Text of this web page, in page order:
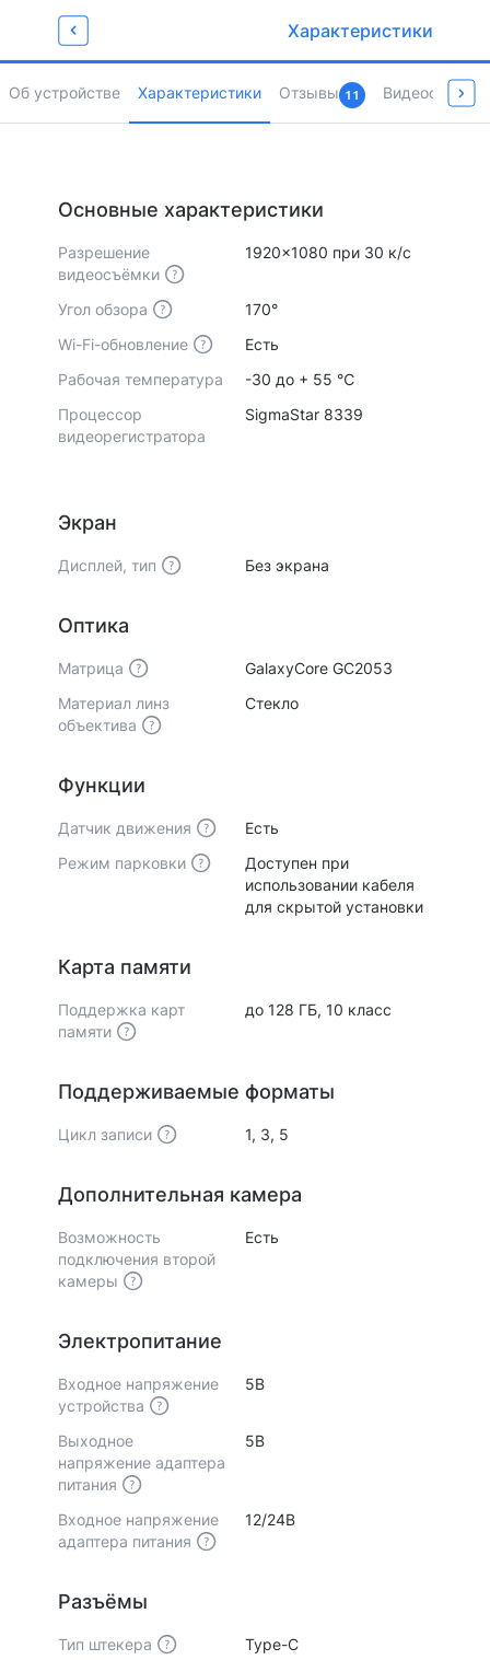
Забирай промокод
Newget500
Об устройстве Характеристики Отзывы 11 Видеообзоры
Характеристики
Основные характеристики
Разрешение
видеосъёмки
1920x1080 при 30 к/с
Угол обзора
170°
Wi-Fi-обновление
Есть
Рабочая температура
-30 до + 55 ℃
Процессор
видеорегистратора
SigmaStar 8339
Экран
Дисплей, тип Без экрана
Оптика
Матрица
GalaxyCore GC2053
Материал линз
объектива
Стекло
Функции
Датчик движения
Есть
Режим парковки
Доступен при
использовании кабеля
для скрытой установки
Карта памяти
Поддержка карт
памяти
до 128 ГБ, 10 класс
Поддерживаемые форматы
Цикл записи 1, 3, 5
Дополнительная камера
Возможность
подключения второй
камеры
Есть
Электропитание
Входное напряжение
устройства
5В
Выходное
напряжение адаптера
питания
5В
Входное напряжение
адаптера питания
12/24В
Разъёмы
Тип штекера Type-C